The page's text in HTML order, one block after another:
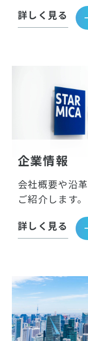
詳しく見る
企業情報
会社概要や沿
ご紹介します。
詳しく見る